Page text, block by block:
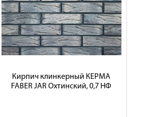
Кирпич клинкерный КЕРМА
FABER JAR Охтинский, 0,7 НФ